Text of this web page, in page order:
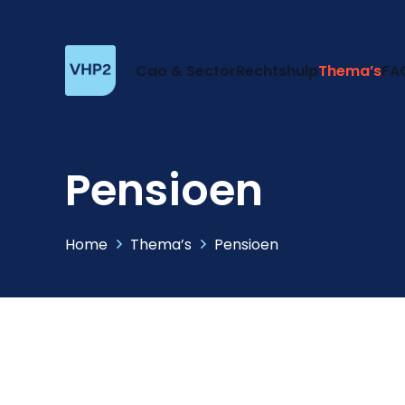
Cao & SectorRechtshulpThema’s
Pensioen
Home Thema’s Pensioen